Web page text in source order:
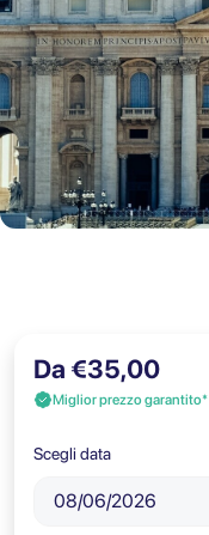
Da €35,00
Miglior prezzo garantito*
Scegli data